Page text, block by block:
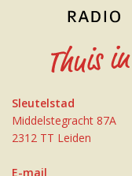
Sleutelstad
Middelstegracht 87A
2312 TT Leiden
E-mail